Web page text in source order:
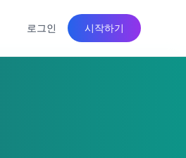
로그인 시작하기